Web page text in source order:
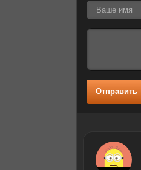
Отправить